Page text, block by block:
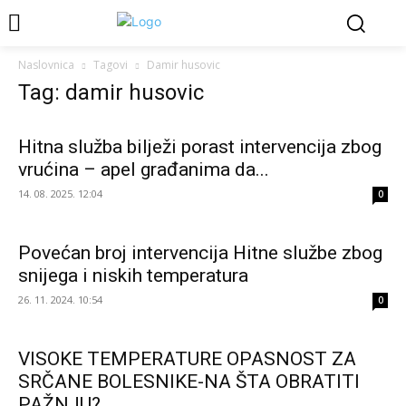
Naslovnica Tagovi Damir husovic
Tag: damir husovic
Hitna služba bilježi porast intervencija zbog
vrućina – apel građanima da...
14. 08. 2025. 12:04 0
Povećan broj intervencija Hitne službe zbog
snijega i niskih temperatura
26. 11. 2024. 10:54 0
VISOKE TEMPERATURE OPASNOST ZA
SRČANE BOLESNIKE-NA ŠTA OBRATITI